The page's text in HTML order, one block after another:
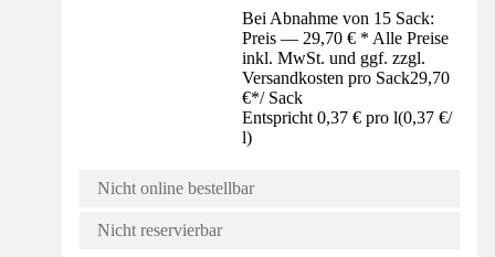
Bei Abnahme von 15 Sack:
Preis — 29,70 € * Alle Preise
inkl. MwSt. und ggf. zzgl.
Versandkosten pro Sack29,70
€*/ Sack
Entspricht 0,37 € pro l(0,37 €/
l)
Nicht online bestellbar
Nicht reservierbar